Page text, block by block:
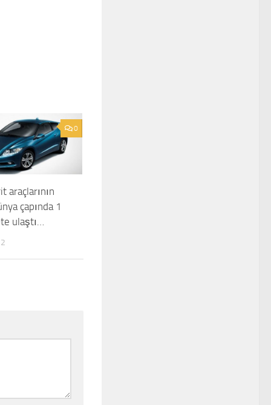
0
araçlarının
çapında 1
ulaştı…